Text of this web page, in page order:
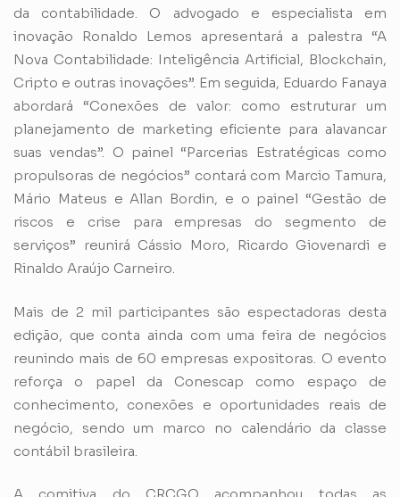
da contabilidade. O advogado e especialista em
inovação Ronaldo Lemos apresentará a palestra “A
Nova Contabilidade: Inteligência Artificial, Blockchain,
Cripto e outras inovações”. Em seguida, Eduardo Fanaya
abordará “Conexões de valor: como estruturar um
planejamento de marketing eficiente para alavancar
suas vendas”. O painel “Parcerias Estratégicas como
propulsoras de negócios” contará com Marcio Tamura,
Mário Mateus e Allan Bordin, e o painel “Gestão de
riscos e crise para empresas do segmento de
serviços” reunirá Cássio Moro, Ricardo Giovenardi e
Rinaldo Araújo Carneiro.
Mais de 2 mil participantes são espectadoras desta
edição, que conta ainda com uma feira de negócios
reunindo mais de 60 empresas expositoras. O evento
reforça o papel da Conescap como espaço de
conhecimento, conexões e oportunidades reais de
negócio, sendo um marco no calendário da classe
contábil brasileira.